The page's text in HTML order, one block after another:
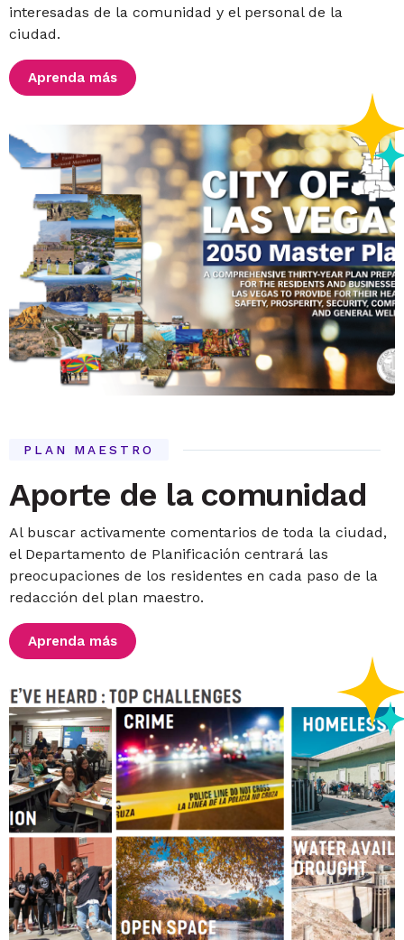
interesadas de la comunidad y el personal de la
ciudad.
Aprenda más
PLAN MAESTRO
Aporte de la comunidad
Al buscar activamente comentarios de toda la ciudad,
el Departamento de Planificación centrará las
preocupaciones de los residentes en cada paso de la
redacción del plan maestro.
Aprenda más